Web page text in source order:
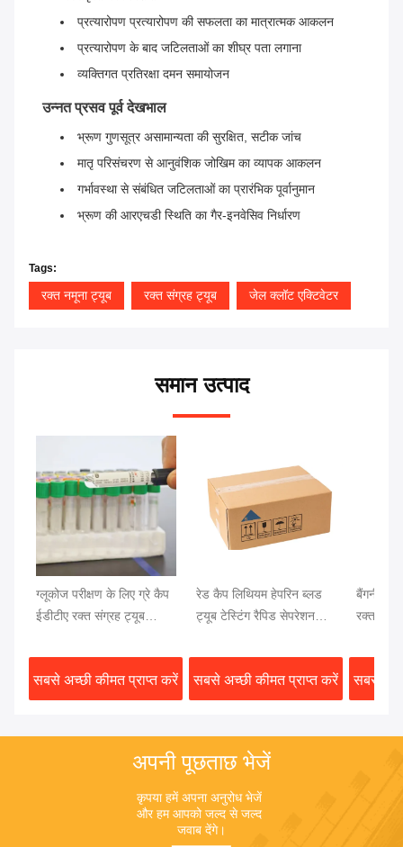
प्रत्यारोपण प्रत्यारोपण की सफलता का मात्रात्मक आकलन
प्रत्यारोपण के बाद जटिलताओं का शीघ्र पता लगाना
व्यक्तिगत प्रतिरक्षा दमन समायोजन
उन्नत प्रसव पूर्व देखभाल
भ्रूण गुणसूत्र असामान्यता की सुरक्षित, सटीक जांच
मातृ परिसंचरण से आनुवंशिक जोखिम का व्यापक आकलन
गर्भावस्था से संबंधित जटिलताओं का प्रारंभिक पूर्वानुमान
भ्रूण की आरएचडी स्थिति का गैर-इनवेसिव निर्धारण
Tags:
रक्त नमूना ट्यूब रक्त संग्रह ट्यूब जेल क्लॉट एक्टिवेटर
समान उत्पाद
ग्लूकोज परीक्षण के लिए ग्रे कैप
ईडीटीए रक्त संग्रह ट्यूब
सबसे अच्छी कीमत प्राप्त करें
रेड कैप लिथियम हेपरिन ब्लड
ट्यूब टेस्टिंग रैपिड सेपरेशन
सबसे अच्छी कीमत प्राप्त करें
बैंगनी कैप
रक्त
सबसे
अपनी पूछताछ भेजें
कृपया हमें अपना अनुरोध भेजें
और हम आपको जल्द से जल्द
जवाब देंगे।